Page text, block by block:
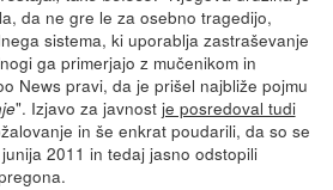
da ne gre le za osebno tragedijo,
sistema, ki uporablja zastraševanje
ga primerjajo z mučenikom in
News pravi, da je prišel najbliže pojmu
". Izjavo za javnost je posredoval tudi
in še enkrat poudarili, da so se
2011 in tedaj jasno odstopili